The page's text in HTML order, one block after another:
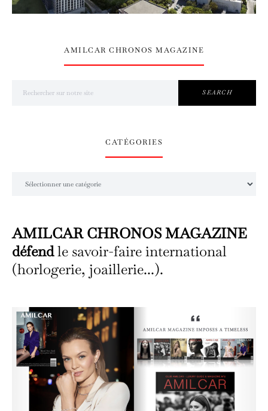
AMILCAR CHRONOS MAGAZINE
SEARCH
CATÉGORIES
AMILCAR CHRONOS MAGAZINE
défendle savoir-faire international
(horlogerie, joaillerie...).